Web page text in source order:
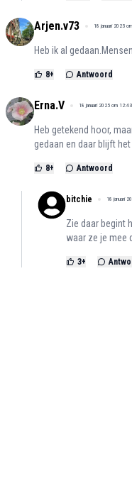
Arjen.v73 18 januari 2025
Heb ik al
8+ Antwoord
Erna.V 18 januari 2025 om 12:43
Heb getekend hoor,
gedaan en daar blijft het
8+ Antwoord
bitchie 18 januari
Zie daar begint
waar ze je
3+